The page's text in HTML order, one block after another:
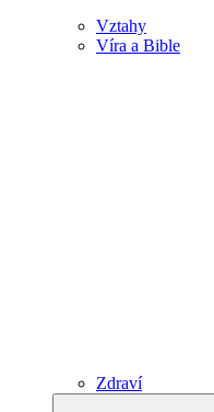
Vztahy
Víra a Bible
Zdraví